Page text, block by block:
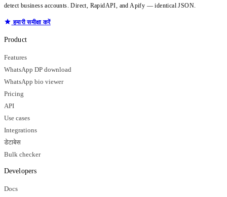
detect business accounts. Direct, RapidAPI, and Apify — identical JSON.
हमारी समीक्षा करें
Product
Features
WhatsApp DP download
WhatsApp bio viewer
Pricing
API
Use cases
Integrations
डेटाबेस
Bulk checker
Developers
Docs